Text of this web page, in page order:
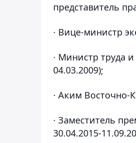
представитель
· Вице-министр
· Министр труда
04.03.2009);
· Аким Восточно-
· Заместитель
30.04.2015-